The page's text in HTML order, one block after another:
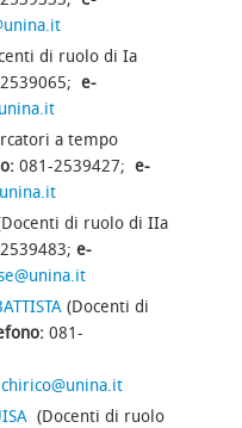
di ruolo di Ia
e-
a tempo
081-2539427; e-
di ruolo di IIa
e-
(Docenti di
081-
(Docenti di ruolo